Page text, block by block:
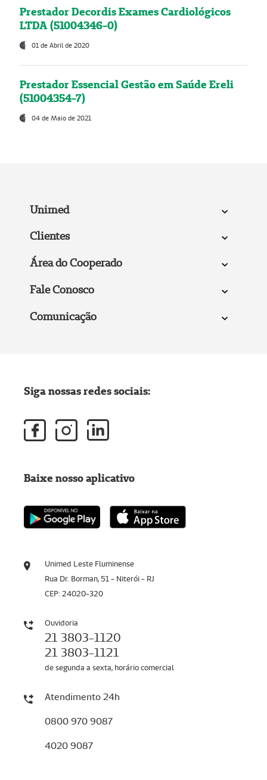
Prestador Decordis Exames Cardiológicos
LTDA (51004346-0)
01 de Abril de 2020
Prestador Essencial Gestão em Saúde Ereli
(51004354-7)
04 de Maio de 2021
Unimed
Clientes
Área do Cooperado
Fale Conosco
Comunicação
Unimed Leste Fluminense
Rua Dr. Borman, 51 - Niterói - RJ
CEP: 24020-320
Ouvidoria
21 3803-1120
21 3803-1121
de segunda a sexta, horário comercial
Atendimento 24h
0800 970 9087
4020 9087
Siga nossas redes sociais:
Baixe nosso aplicativo